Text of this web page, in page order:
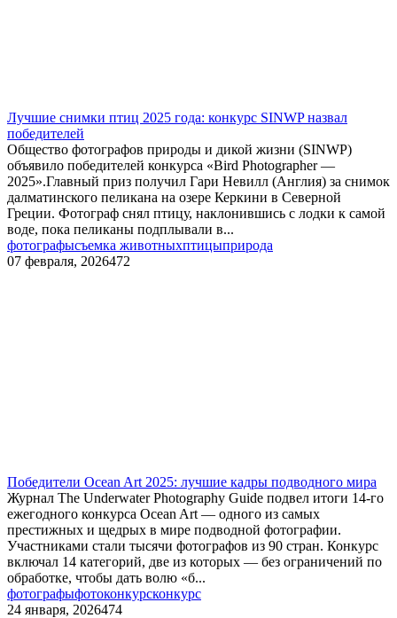
Лучшие снимки птиц 2025 года: конкурс SINWP назвал
победителей
Общество фотографов природы и дикой жизни (SINWP)
объявило победителей конкурса «Bird Photographer —
2025».Главный приз получил Гари Невилл (Англия) за снимок
далматинского пеликана на озере Керкини в Северной
Греции. Фотограф снял птицу, наклонившись с лодки к самой
воде, пока пеликаны подплывали в...
фотографысъемка животныхптицыприрода
07 февраля, 2026472
Победители Ocean Art 2025: лучшие кадры подводного мира
Журнал The Underwater Photography Guide подвел итоги 14-го
ежегодного конкурса Ocean Art — одного из самых
престижных и щедрых в мире подводной фотографии.
Участниками стали тысячи фотографов из 90 стран. Конкурс
включал 14 категорий, две из которых — без ограничений по
обработке, чтобы дать волю «б...
фотографыфотоконкурсконкурс
24 января, 2026474